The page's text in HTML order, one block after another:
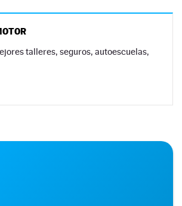
talleres, seguros, autoescuelas,